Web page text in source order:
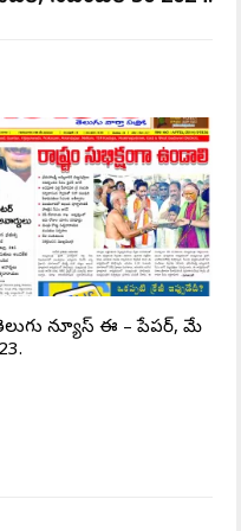
న్యూస్ ఈ – పేపర్, మే